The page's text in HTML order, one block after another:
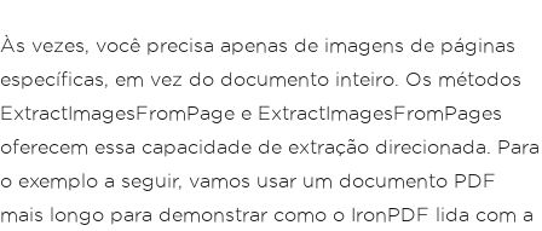
Às vezes, você precisa apenas de imagens de páginas
específicas, em vez do documento inteiro. Os métodos
ExtractImagesFromPage e ExtractImagesFromPages
oferecem essa capacidade de extração direcionada. Para
o exemplo a seguir, vamos usar um documento PDF
mais longo para demonstrar como o IronPDF lida com a